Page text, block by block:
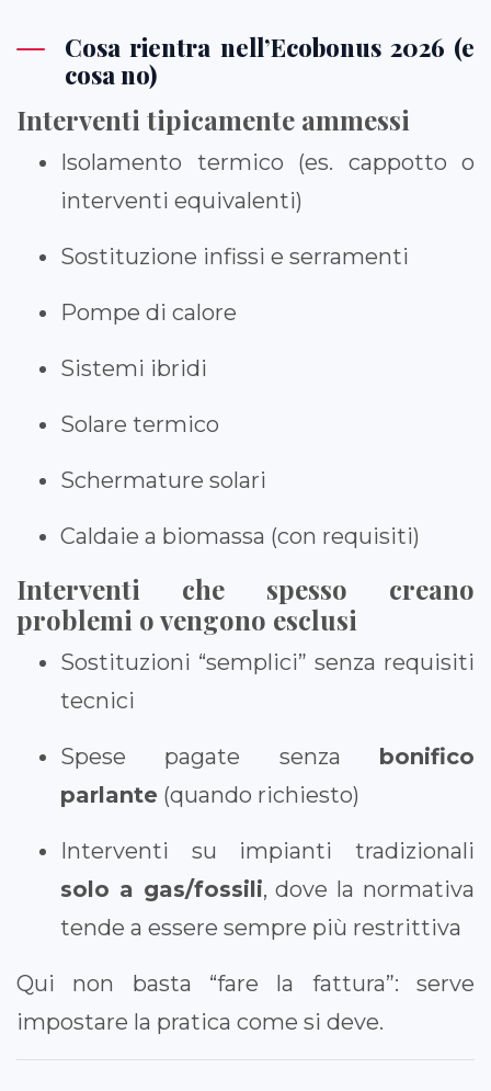
Cosa rientra nell’Ecobonus 2026 (e
cosa no)
Interventi tipicamente ammessi
Isolamento termico (es. cappotto o
interventi equivalenti)
Sostituzione infissi e serramenti
Pompe di calore
Sistemi ibridi
Solare termico
Schermature solari
Caldaie a biomassa (con requisiti)
Interventi che spesso creano
problemi o vengono esclusi
Sostituzioni “semplici” senza requisiti
tecnici
Spese pagate senza bonifico
parlante (quando richiesto)
Interventi su impianti tradizionali
solo a gas/fossili, dove la normativa
tende a essere sempre più restrittiva
Qui non basta “fare la fattura”: serve
impostare la pratica come si deve.